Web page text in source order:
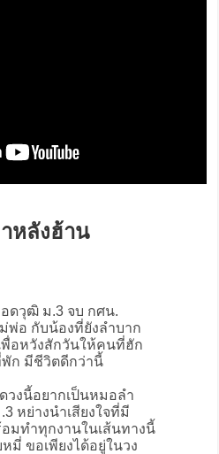
หลังฮ้าน
อดวุฒิ ม.3 จบ กศน.
พ่อ กับน้องที่ยังลำบาก
พื่อหวังสักวันให้คนที่ฮัก
ก มีชีวิตดีกว่านี้
งนี้อยากเป็นหมอลำ
หย่างนำเสียงใจที่มี
มทำทุกงานในเส้นทางนี้
มี่ ขอเพียงได้อยู่ในวง